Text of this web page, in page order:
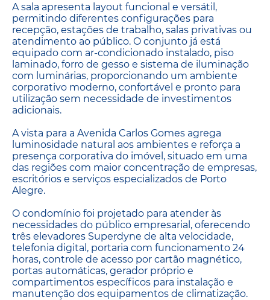
A sala apresenta layout funcional e versátil,
permitindo diferentes configurações para
recepção, estações de trabalho, salas privativas ou
atendimento ao público. O conjunto já está
equipado com ar-condicionado instalado, piso
laminado, forro de gesso e sistema de iluminação
com luminárias, proporcionando um ambiente
corporativo moderno, confortável e pronto para
utilização sem necessidade de investimentos
adicionais.
A vista para a Avenida Carlos Gomes agrega
luminosidade natural aos ambientes e reforça a
presença corporativa do imóvel, situado em uma
das regiões com maior concentração de empresas,
escritórios e serviços especializados de Porto
Alegre.
O condomínio foi projetado para atender às
necessidades do público empresarial, oferecendo
três elevadores Superdyne de alta velocidade,
telefonia digital, portaria com funcionamento 24
horas, controle de acesso por cartão magnético,
portas automáticas, gerador próprio e
compartimentos específicos para instalação e
manutenção dos equipamentos de climatização.